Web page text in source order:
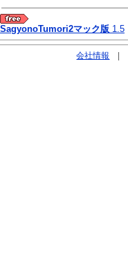
SagyonoTumori2マック版 1.5
会社情報 |